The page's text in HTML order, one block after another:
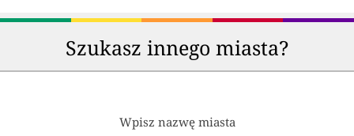
Szukasz innego miasta?
Wpisz nazwę miasta